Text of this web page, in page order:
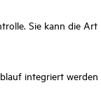
Sie kann die Art
integriert werden